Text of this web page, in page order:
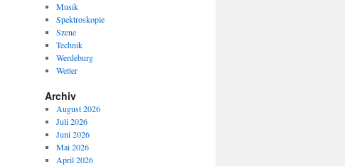
Musik
Spektroskopie
Szene
Technik
Werdeburg
Wetter
Archiv
August 2026
Juli 2026
Juni 2026
Mai 2026
April 2026